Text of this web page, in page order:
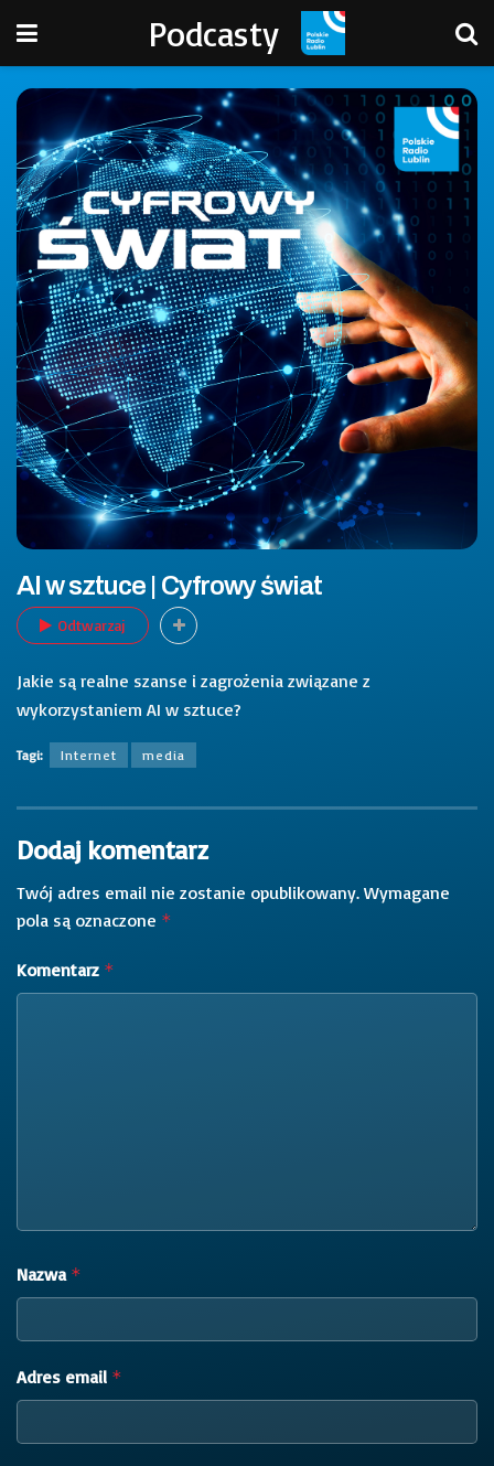
Podcasty
AI w sztuce | Cyfrowy świat
Odtwarzaj
Jakie są realne szanse i zagrożenia związane z
wykorzystaniem AI w sztuce?
Tagi: Internet media
Dodaj komentarz
Twój adres email nie zostanie opublikowany. Wymagane
pola są oznaczone *
Komentarz *
Nazwa *
Adres email *